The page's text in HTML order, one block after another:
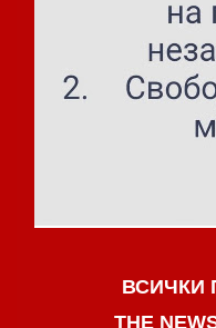
ВСИЧКИ
THE